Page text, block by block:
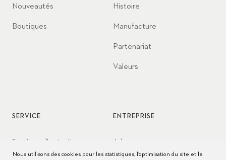
Nouveautés
Boutiques
Histoire
Manufacture
Partenariat
Valeurs
SERVICE
Services d'entretien
ENTREPRISE
Jobs
Nous utilisons des cookies pour les statistiques, l’optimisation du site et le